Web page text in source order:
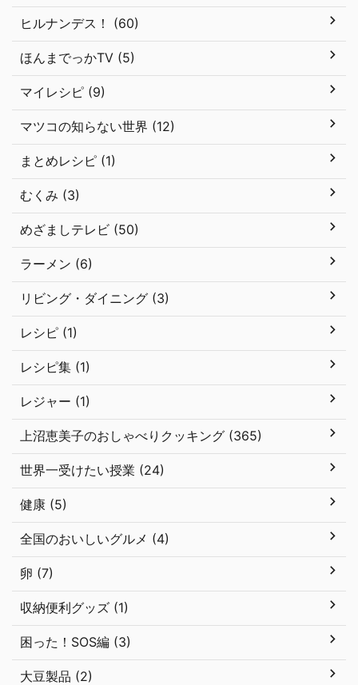
ヒルナンデス！ (60)
ほんまでっかTV (5)
マイレシピ (9)
マツコの知らない世界 (12)
まとめレシピ (1)
むくみ (3)
めざましテレビ (50)
ラーメン (6)
リビング・ダイニング (3)
レシピ (1)
レシピ集 (1)
レジャー (1)
上沼恵美子のおしゃべりクッキング (365)
世界一受けたい授業 (24)
健康 (5)
全国のおいしいグルメ (4)
卵 (7)
収納便利グッズ (1)
困った！SOS編 (3)
大豆製品 (2)